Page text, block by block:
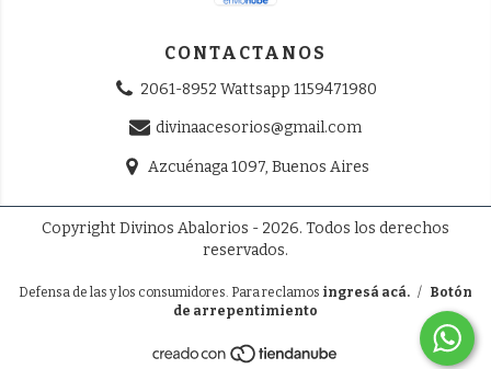
CONTACTANOS
2061-8952 Wattsapp 1159471980
divinaacesorios@gmail.com
Azcuénaga 1097, Buenos Aires
Copyright Divinos Abalorios - 2026. Todos los derechos
reservados.
Defensa de las y los consumidores. Para reclamos ingresá acá. / Botón
de arrepentimiento